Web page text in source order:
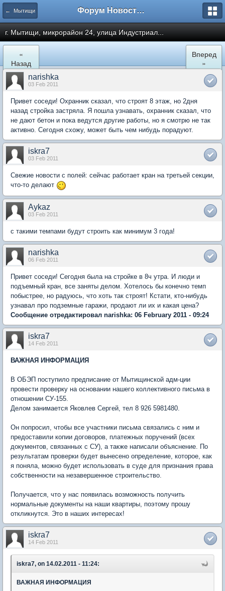
← Мытищи Форум Новостройки
г. Мытищи, микрорайон 24, улица Индустриал...
«
Назад
Вперед
»
narishka
03 Feb 2011
Привет соседи! Охранник сказал, что строят 8 этаж, но 2дня
назад стройка застряла. Я пошла узнавать, охранник сказал, что
не дают бетон и пока ведутся другие работы, но я смотрю не так
активно. Сегодня схожу, может быть чем нибудь порадуют.
iskra7
03 Feb 2011
Свежие новости с полей: сейчас работает кран на третьей секции,
что-то делают
Aykaz
03 Feb 2011
с такими темпами будут строить как минимум 3 года!
narishka
06 Feb 2011
Привет соседи! Сегодня была на стройке в 8ч утра. И люди и
подъемный кран, все заняты делом. Хотелось бы конечно темп
побыстрее, но радуюсь, что хоть так строят! Кстати, кто-нибудь
узнавал про подземные гаражи, продают ли их и какая цена?
Сообщение отредактировал narishka: 06 February 2011 - 09:24
iskra7
14 Feb 2011
ВАЖНАЯ ИНФОРМАЦИЯ
В ОБЭП поступило предписание от Мытищинской адм-ции
провести проверку на основании нашего коллективного письма в
отношении СУ-155.
Делом занимается Яковлев Сергей, тел 8 926 5981480.
Он попросил, чтобы все участники письма связались с ним и
предоставили копии договоров, платежных поручений (всех
документов, связанных с СУ), а также написали объяснение. По
результатам проверки будет вынесено определение, которое, как
я поняла, можно будет использовать в суде для признания права
собственности на незавершенное строительство.
Получается, что у нас появилась возможность получить
нормальные документы на наши квартиры, поэтому прошу
откликнутся. Это в наших интересах!
iskra7
14 Feb 2011
iskra7, on 14.02.2011 - 11:24:
ВАЖНАЯ ИНФОРМАЦИЯ